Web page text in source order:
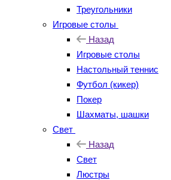
Треугольники
Игровые столы
Назад
Игровые столы
Настольный теннис
Футбол (кикер)
Покер
Шахматы, шашки
Свет
Назад
Свет
Люстры